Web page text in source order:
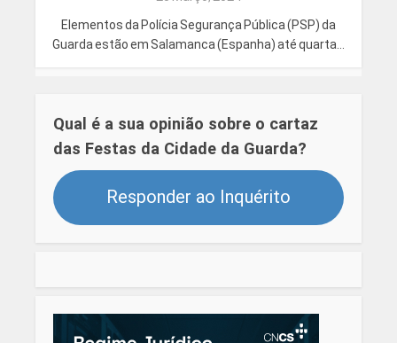
Elementos da Polícia Segurança Pública (PSP) da
Guarda estão em Salamanca (Espanha) até quarta...
Qual é a sua opinião sobre o cartaz
das Festas da Cidade da Guarda?
Responder ao Inquérito